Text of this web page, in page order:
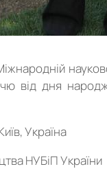
від дня
Україна
НУБіП України